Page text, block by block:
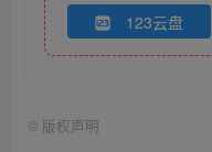
123云盘
© 版权声明